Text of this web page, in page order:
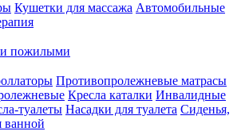
Кушетки для массажа Автомобильные
и пожилыми
Противопролежневые матрасы
Кресла каталки Инвалидные
туалеты Насадки для туалета Сиденья,
ванной